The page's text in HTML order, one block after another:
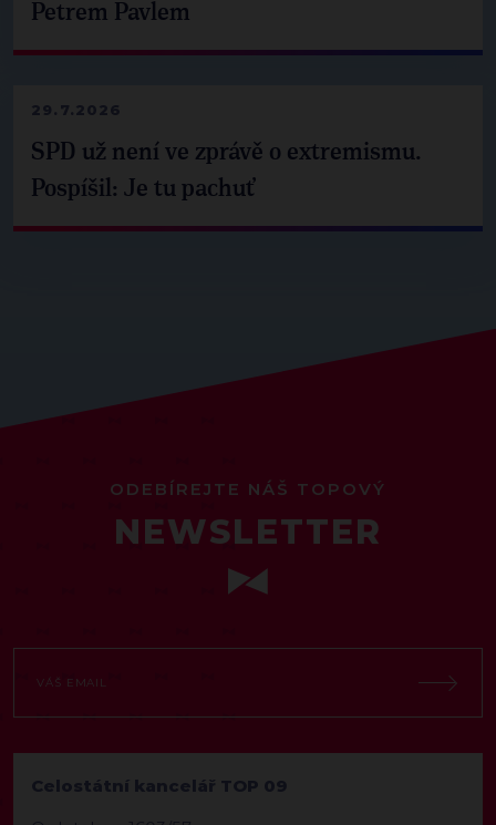
Petrem Pavlem
29.7.2026
SPD už není ve zprávě o extremismu.
Pospíšil: Je tu pachuť
ODEBÍREJTE NÁŠ TOPOVÝ
NEWSLETTER
Celostátní kancelář TOP 09